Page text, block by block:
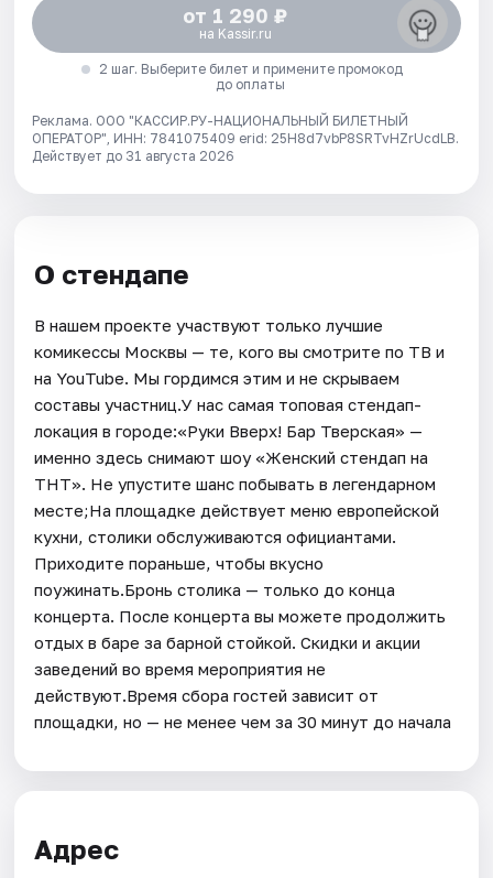
от 1 290 ₽
на Kassir.ru
2 шаг. Выберите билет и примените промокод
до оплаты
Реклама. ООО "КАССИР.РУ-НАЦИОНАЛЬНЫЙ БИЛЕТНЫЙ
ОПЕРАТОР", ИНН: 7841075409 erid: 25H8d7vbP8SRTvHZrUcdLB.
Действует до 31 августа 2026
О стендапе
В нашем проекте участвуют только лучшие
комикессы Москвы — те, кого вы смотрите по ТВ и
на YouTube. Мы гордимся этим и не скрываем
составы участниц.У нас самая топовая стендап-
локация в городе:«Руки Вверх! Бар Тверская» —
именно здесь снимают шоу «Женский стендап на
ТНТ». Не упустите шанс побывать в легендарном
месте;На площадке действует меню европейской
кухни, столики обслуживаются официантами.
Приходите пораньше, чтобы вкусно
поужинать.Бронь столика — только до конца
концерта. После концерта вы можете продолжить
отдых в баре за барной стойкой. Скидки и акции
заведений во время мероприятия не
действуют.Время сбора гостей зависит от
площадки, но — не менее чем за 30 минут до начала
Адрес